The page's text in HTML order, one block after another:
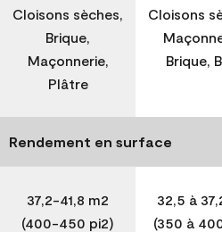
Cloisons sèches,
Brique,
Maçonnerie,
Plâtre
Cloisons
Brique,
Rendement en surface
37,2-41,8 m2
(400-450 pi2)
32,5 à
(350 à